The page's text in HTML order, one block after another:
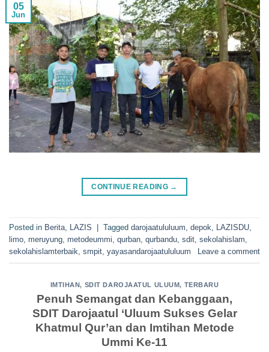
05
Jun
CONTINUE READING →
Posted in Berita, LAZIS Tagged darojaatululuum, depok, LAZISDU,
limo, meruyung, metodeummi, qurban, qurbandu, sdit, sekolahislam,
sekolahislamterbaik, smpit, yayasandarojaatululuum Leave a comment
IMTIHAN, SDIT DAROJAATUL ULUUM, TERBARU
Penuh Semangat dan Kebanggaan,
SDIT Darojaatul ‘Uluum Sukses Gelar
Khatmul Qur’an dan Imtihan Metode
Ummi Ke-11